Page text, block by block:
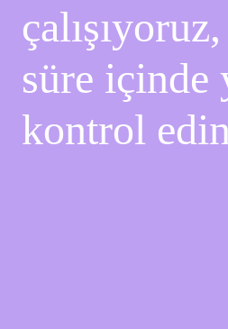
süre içinde
kontrol